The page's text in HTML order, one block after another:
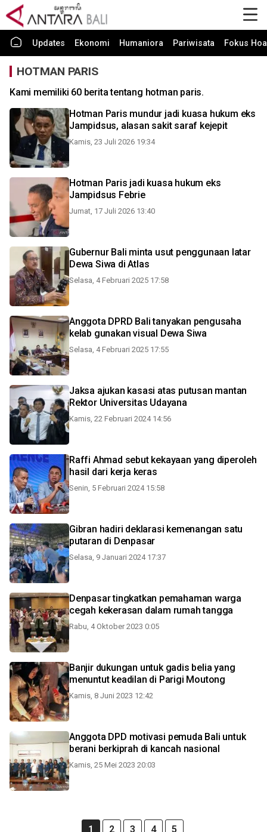
Updates Ekonomi Humaniora Pariwisata Fokus
HOTMAN PARIS
Kami memiliki 60 berita tentang hotman paris.
Hotman Paris mundur jadi kuasa hukum eks
Jampidsus, alasan sakit saraf kejepit
Kamis, 23 Juli 2026 19:34
Hotman Paris jadi kuasa hukum eks
Jampidsus Febrie
Jumat, 17 Juli 2026 13:40
Gubernur Bali minta usut penggunaan latar
Dewa Siwa di Atlas
Selasa, 4 Februari 2025 17:58
Anggota DPRD Bali tanyakan pengusaha
kelab gunakan visual Dewa Siwa
Selasa, 4 Februari 2025 17:55
Jaksa ajukan kasasi atas putusan mantan
Rektor Universitas Udayana
Kamis, 22 Februari 2024 14:56
Raffi Ahmad sebut kekayaan yang diperoleh
hasil dari kerja keras
Senin, 5 Februari 2024 15:58
Gibran hadiri deklarasi kemenangan satu
putaran di Denpasar
Selasa, 9 Januari 2024 17:37
Denpasar tingkatkan pemahaman warga
cegah kekerasan dalam rumah tangga
Rabu, 4 Oktober 2023 0:05
Banjir dukungan untuk gadis belia yang
menuntut keadilan di Parigi Moutong
Kamis, 8 Juni 2023 12:42
Anggota DPD motivasi pemuda Bali untuk
berani berkiprah di kancah nasional
Kamis, 25 Mei 2023 20:03
1 2 3 4 5